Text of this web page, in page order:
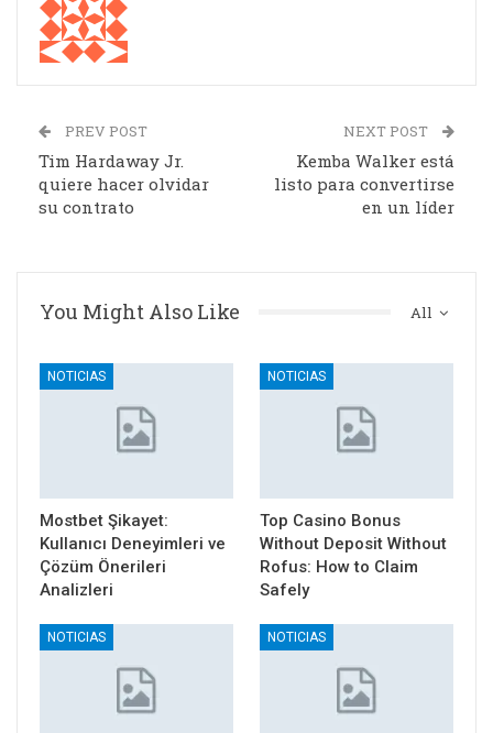
PREV POST
Tim Hardaway Jr.
quiere hacer olvidar
su contrato
NEXT POST
Kemba Walker está
listo para convertirse
en un líder
All
You Might Also Like
NOTICIAS
Mostbet Şikayet:
Kullanıcı Deneyimleri ve
Çözüm Önerileri
Analizleri
NOTICIAS
Top Casino Bonus
Without Deposit Without
Rofus: How to Claim
Safely
NOTICIAS NOTICIAS